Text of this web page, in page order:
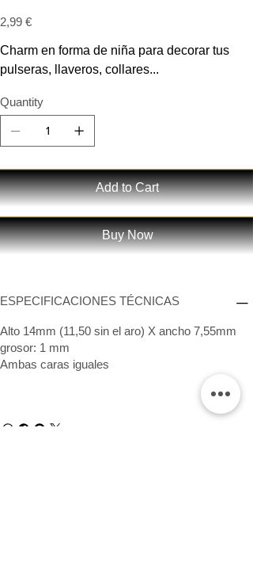
Price
2,99 €
Charm en forma de niña para decorar tus
pulseras, llaveros, collares...
Quantity
Add to Cart
Buy Now
ESPECIFICACIONES TÉCNICAS
Alto 14mm (11,50 sin el aro) X ancho 7,55mm
grosor: 1 mm
Ambas caras iguales